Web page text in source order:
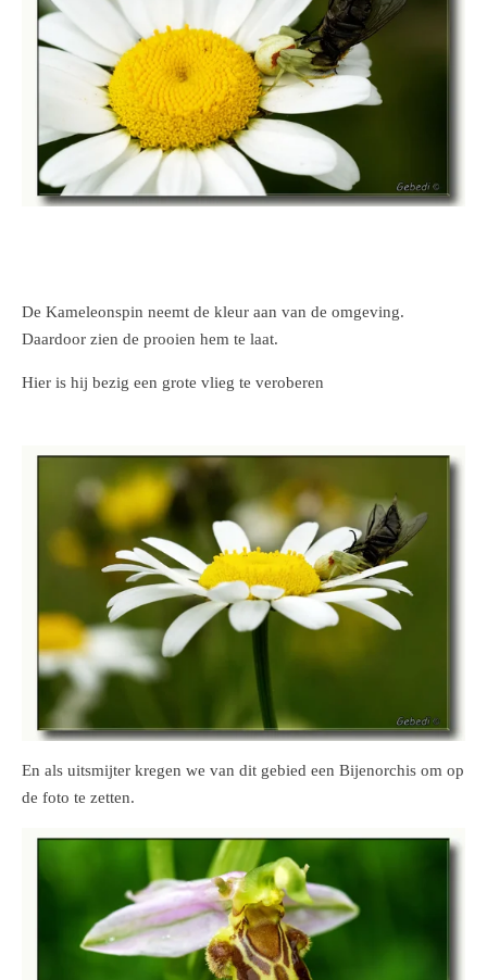
De Kameleonspin neemt de kleur aan van de omgeving.
Daardoor zien de prooien hem te laat.
Hier is hij bezig een grote vlieg te veroberen
En als uitsmijter kregen we van dit gebied een Bijenorchis om op
de foto te zetten.